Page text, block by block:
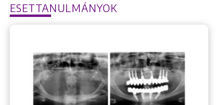
ESETTANULMÁNYOK